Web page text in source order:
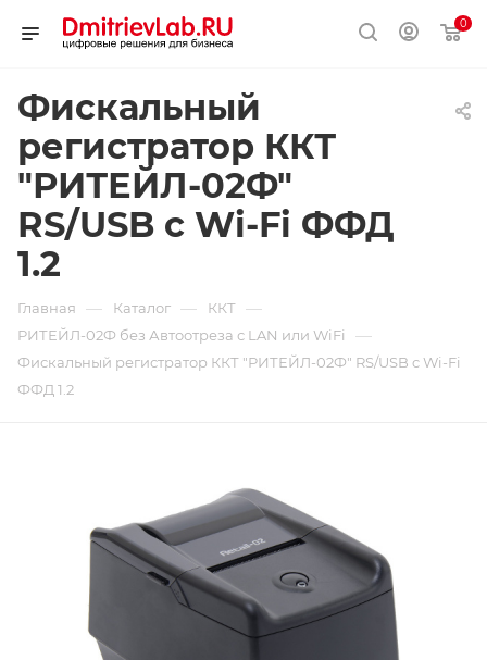
0
Фискальный
регистратор ККТ
"РИТЕЙЛ-02Ф"
RS/USB c Wi-Fi ФФД
1.2
Главная — Каталог — ККТ —
РИТЕЙЛ-02Ф без Автоотреза с LAN или WiFi —
Фискальный регистратор ККТ "РИТЕЙЛ-02Ф" RS/USB c Wi-Fi
ФФД 1.2